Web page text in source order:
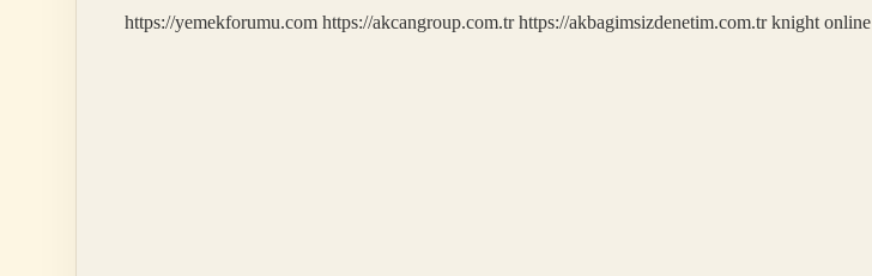
https://yemekforumu.com https://akcangroup.com.tr https://akbagimsizdenetim.com.tr knight online